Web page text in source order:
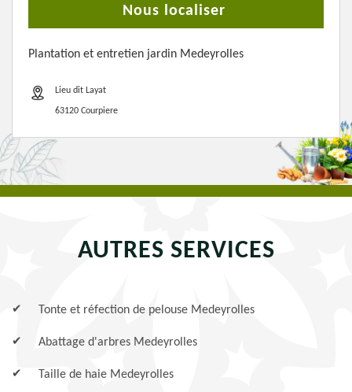
Nous localiser
Plantation et entretien jardin Medeyrolles
Lieu dit Layat
63120 Courpiere
AUTRES SERVICES
Tonte et réfection de pelouse Medeyrolles
Abattage d'arbres Medeyrolles
Taille de haie Medeyrolles